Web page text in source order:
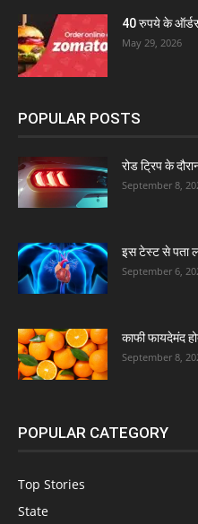
40 रुपये के ऑर्डर
May 29, 2026
POPULAR POSTS
रोड ट्रिप के
September 8,
इस टेस्ट से पता
September 6,
काफी फायदेमंद
September 8,
POPULAR CATEGORY
Top Stories
State